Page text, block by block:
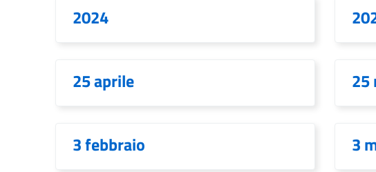
2024
25 aprile 25
3 febbraio 3